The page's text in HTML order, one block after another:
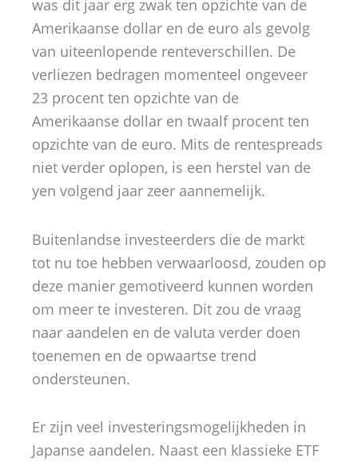
was dit jaar erg zwak ten opzichte van de
Amerikaanse dollar en de euro als gevolg
van uiteenlopende renteverschillen. De
verliezen bedragen momenteel ongeveer
23 procent ten opzichte van de
Amerikaanse dollar en twaalf procent ten
opzichte van de euro. Mits de rentespreads
niet verder oplopen, is een herstel van de
yen volgend jaar zeer aannemelijk.
Buitenlandse investeerders die de markt
tot nu toe hebben verwaarloosd, zouden op
deze manier gemotiveerd kunnen worden
om meer te investeren. Dit zou de vraag
naar aandelen en de valuta verder doen
toenemen en de opwaartse trend
ondersteunen.
Er zijn veel investeringsmogelijkheden in
Japanse aandelen. Naast een klassieke ETF